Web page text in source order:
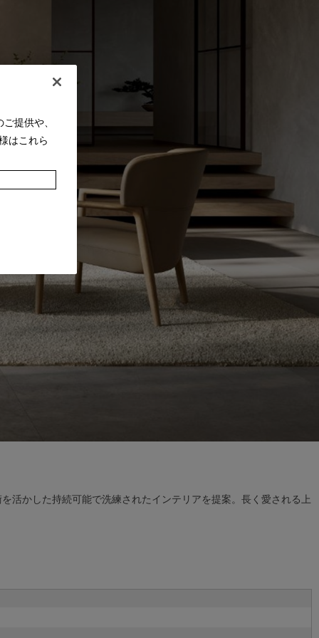
活かした持続可能で洗練されたインテリアを提案。長く愛される上
提供や、
はこれら